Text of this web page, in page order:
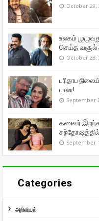
October 29,
உலகம்
செய்த வசூல்
October 28,
பரிதாப
பாலா!
September
கணவர் இறந்த
சந்தோஷத்தில்
September
Categories
அறிவியல்